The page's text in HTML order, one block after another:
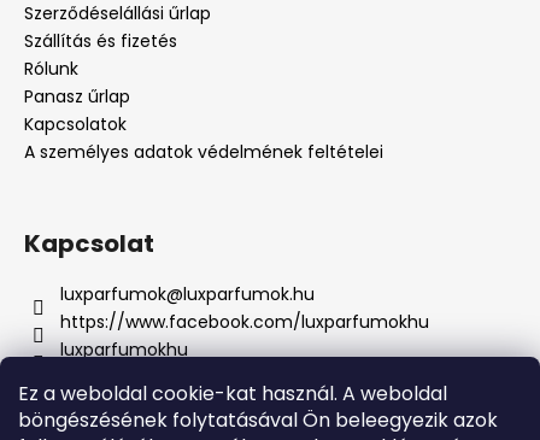
Ez a weboldal cookie-kat használ. A weboldal
böngészésének folytatásával Ön beleegyezik azok
Szerződéselállási űrlap
Szállítás és fizetés
Rólunk
Panasz űrlap
Kapcsolatok
A személyes adatok védelmének feltételei
Kapcsolat
luxparfumok@luxparfumok.hu
https://www.facebook.com/luxparfumokhu
luxparfumokhu